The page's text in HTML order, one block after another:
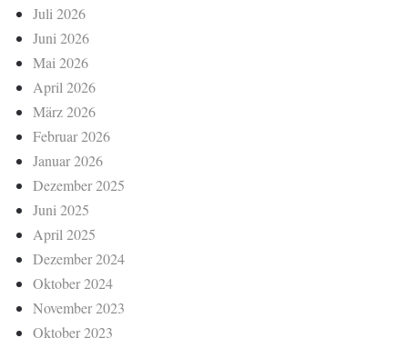
Juli 2026
Juni 2026
Mai 2026
April 2026
März 2026
Februar 2026
Januar 2026
Dezember 2025
Juni 2025
April 2025
Dezember 2024
Oktober 2024
November 2023
Oktober 2023